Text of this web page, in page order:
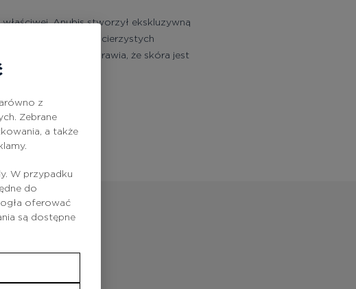
Anubis stworzył ekskluzywną
komórek macierzystych
rodzajów skóry, sprawia, że skóra jest
z
Zebrane
a także
W przypadku
do
oferować
są dostępne